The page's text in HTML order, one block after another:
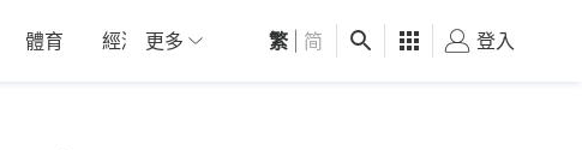
體育 經濟 01深圳 觀點 健康 好食玩飛
更多 繁 简 登入